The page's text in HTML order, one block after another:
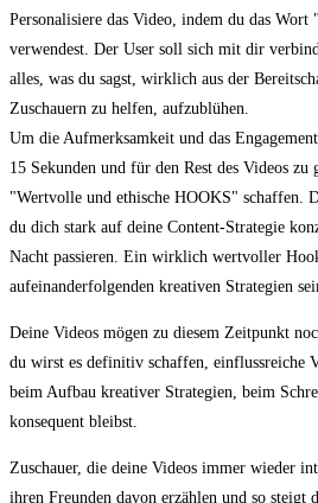
Personalisiere das Video, indem du das
verwendest. Der User soll sich mit dir
alles, was du sagst, wirklich aus der
Zuschauern zu helfen, aufzublühen.
Um die Aufmerksamkeit und das
15 Sekunden und für den Rest des Videos zu
"Wertvolle und ethische HOOKS" schaffen.
du dich stark auf deine Content-Strategie
Nacht passieren. Ein wirklich wertvoller
aufeinanderfolgenden kreativen Strategien
Deine Videos mögen zu diesem Zeitpunkt
du wirst es definitiv schaffen, einflussreiche
beim Aufbau kreativer Strategien, beim
konsequent bleibst.
Zuschauer, die deine Videos immer wieder
ihren Freunden davon erzählen und so steigt